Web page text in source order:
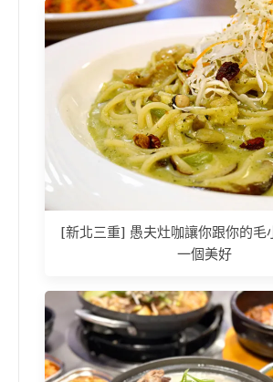
[新北三重] 愚夫灶咖讓你跟你的毛
一個美好